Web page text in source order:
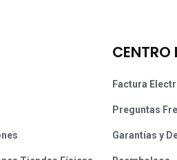
CENTRO
Factura
Preguntas
Garantías y